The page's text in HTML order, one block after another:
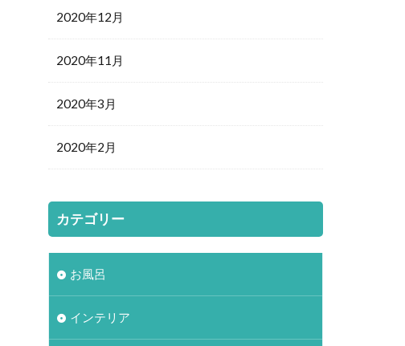
2020年12月
2020年11月
2020年3月
2020年2月
カテゴリー
お風呂
インテリア